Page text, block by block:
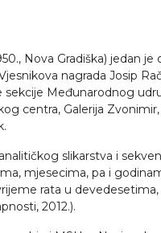
Nova Gradiška) jedan
nagrada Josip
sekcije Međunarodnog
centra, Galerija
slikarstva i
mjesecima, pa i
rata u
2012.).